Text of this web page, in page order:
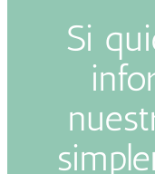
Si